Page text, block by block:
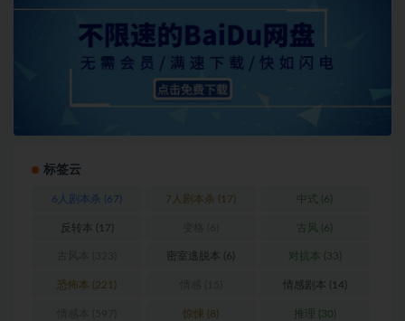
标签云
6人剧本杀 (67) 7人剧本杀 (17) 中式 (6)
反转本 (17) 古风 (6)
密室逃脱本 (6) 对抗本 (33)
恐怖本 (221) 情感剧本 (14)
惊悚 (8) 推理 (30)